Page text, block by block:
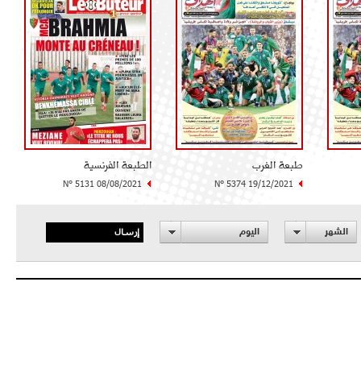
طبعة الغرب
N° 5374 19/12/2021
الطبعة الفرنسية
N° 5131 08/08/2021
الشهر اليوم إرسال